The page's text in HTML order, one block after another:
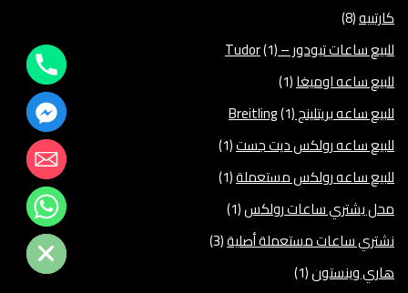
كارتييه(8)
للبيع ساعات تيودور – Tudor(1)
للبيع ساعه اوميغا(1)
للبيع ساعه بريتلينج Breitling(1)
للبيع ساعه رولكس ديت جست(1)
للبيع ساعه رولكس مستعملة(1)
محل يشتري ساعات رولكس(1)
نشتري ساعات مستعملة أصلية(3)
هاري وينستون(1)
Hide chaty